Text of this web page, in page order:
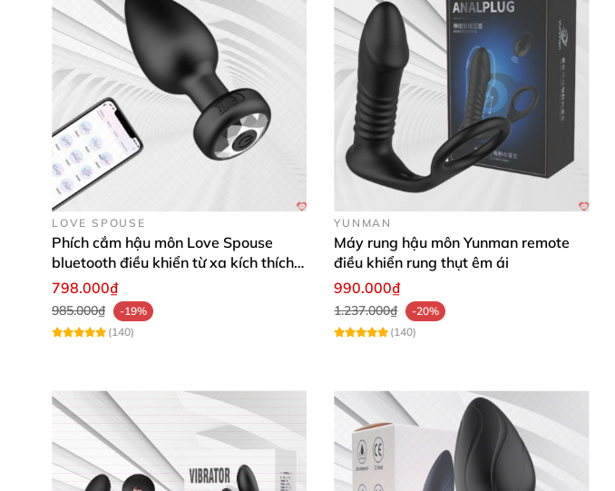
LOVE SPOUSE
Phích cắm hậu môn Love Spouse
bluetooth điều khiển từ xa kích thích
tiện lợi
798.000₫
985.000₫
-19%
(140)
YUNMAN
Máy rung hậu môn Yunman remote
điều khiển rung thụt êm ái
990.000₫
1.237.000₫
-20%
(140)